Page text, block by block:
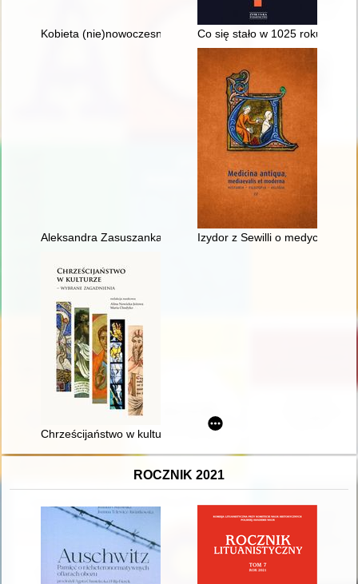
Kobieta (nie)nowoczesna : wizerunek kobiety lat 60.
Co się stało w 1025 roku?
Aleksandra Zasuszanka-Dobrowolska (1906-1989) : życie i
Izydor z Sewilli o medycynie
Chrześcijaństwo w kulturze : wybrane zagadnienia
ROCZNIK 2021